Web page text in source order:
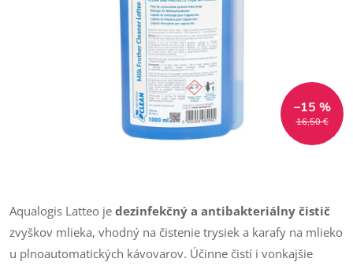
16,50 €
–15 %
Aqualogis Latteo je dezinfekčný a antibakteriálny čistič
zvyškov mlieka, vhodný na čistenie trysiek a karafy na mlieko
u plnoautomatických kávovarov. Účinne čistí i vonkajšie